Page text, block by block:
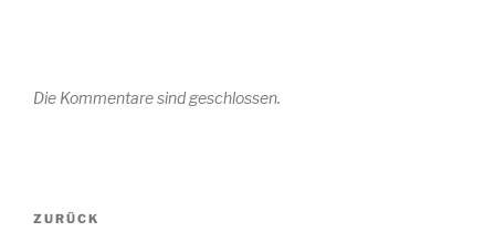
Die Kommentare sind geschlossen.
Beitragsnavigation
Vorheriger
ZURÜCK